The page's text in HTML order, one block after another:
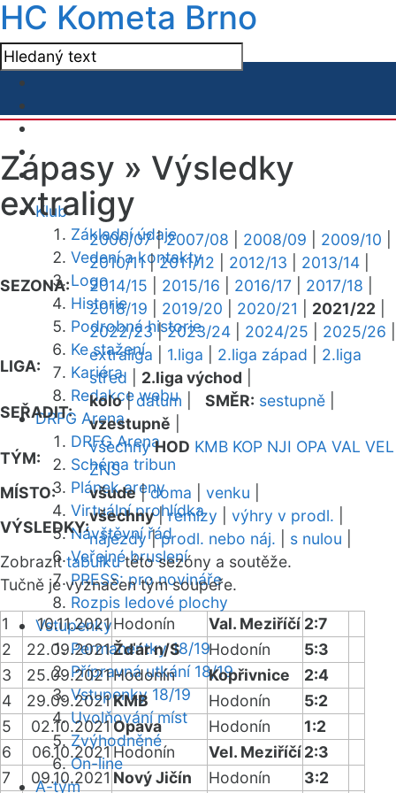
HC Kometa Brno
Klub
Základní údaje
Vedení a kontakty
Logo
Historie
Podrobná historie
Ke stažení
Kariéra
Redakce webu
DRFG Arena
DRFG Arena
Schéma tribun
Plánek areny
Virtuální prohlídka
Návštěvní řád
Veřejné bruslení
PRESS: pro novináře
Rozpis ledové plochy
Vstupenky
Permanentky 18/19
Přípravná utkání 18/19
Vstupenky 18/19
Uvolňování míst
Zvýhodněné
On-line
A-tým
Zápasy » Výsledky
extraligy
SEZONA:
2006/07|2007/08 2008/09 2009/10
2010/11|2011/12 2012/13 2013/14
2014/15
2015/16 2016/17 2017/18
2018/19
2019/20 2020/21 2021/22
2022/23|2023/24 2024/25 2025/26
LIGA:
extraliga 1.liga 2.liga západ
2.liga
střed
2.liga východ
SEŘADIT:
kolo|datum SMĚR: sestupně
vzestupně
TÝM:
všechny HOD KMB KOP NJI OPA VAL VEL
ZNS
MÍSTO:
všude|doma venku
VÝSLEDKY:
všechny|remízy výhry v prodl.
nájezdy|prodl. nebo náj. s nulou
Zobrazittabulkutéto sezóny a soutěže.
Tučně je vyznačen tým soupeře.
1 10.11.2021Hodonín Val. Meziříčí 2:7
2
22.09.2021Žďár n/S Hodonín
5:3
3
25.09.2021Hodonín Kopřivnice
2:4
4
29.09.2021KMB Hodonín
5:2
5
02.10.2021 Opava Hodonín
1:2
6
06.10.2021Hodonín Vel. Meziříčí2:3
7
09.10.2021 Nový Jičín Hodonín
3:2